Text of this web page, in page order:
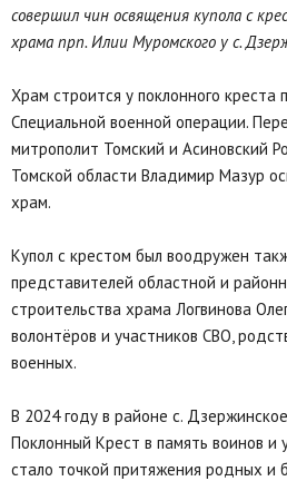
совершил чин освящения купола с
храма прп. Илии Муромского у с.
Храм строится у поклонного креста
Специальной военной операции.
митрополит Томский и Асиновский
Томской области Владимир Мазур
храм.
Купол с крестом был воодружен
представителей областной и
строительства храма Логвинова
волонтёров и участников СВО,
военных.
В 2024 году в районе с.
Поклонный Крест в память воинов и
стало точкой притяжения родных и